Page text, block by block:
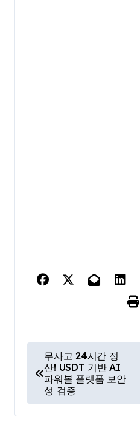
탐
무사고 24시간 정
산! USDT 기반 AI
파워볼 플랫폼 보안
성 검증